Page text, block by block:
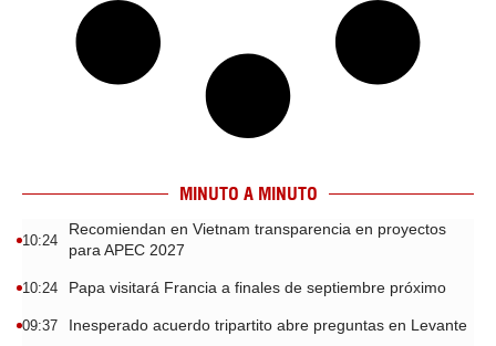
MINUTO A MINUTO
10:24
Recomiendan en Vietnam transparencia en proyectos
para APEC 2027
10:24 Papa visitará Francia a finales de septiembre próximo
09:37 Inesperado acuerdo tripartito abre preguntas en Levante